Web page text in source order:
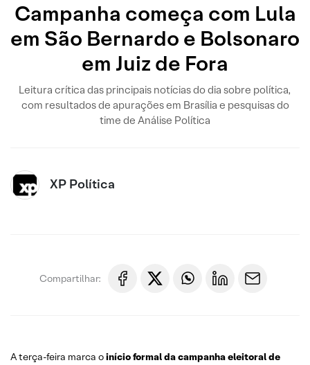
Campanha começa com Lula
em São Bernardo e Bolsonaro
em Juiz de Fora
Leitura crítica das principais notícias do dia sobre política,
com resultados de apurações em Brasília e pesquisas do
time de Análise Política
XP Política
Compartilhar:
A terça-feira marca oinício formal da campanha eleitoral de